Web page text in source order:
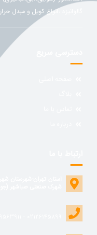
گالوانیزه ،انواع کویل و مبدل
استان تهران-شهرستان